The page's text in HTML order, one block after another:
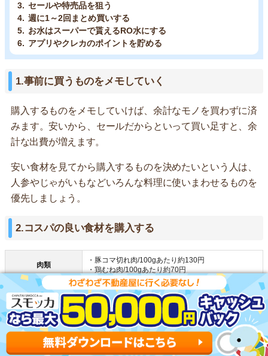
セールや特売品を狙う
週に1～2回まとめ買いする
お水はスーパーで貰えるRO水にする
アプリやクレカのポイントを貯める
1.事前に買うものをメモしていく
購入するものをメモしていけば、余計なモノを買わずに済
みます。安いから、セールだからといって買い足すと、余
計な出費が増えます。
安い食材を見てから購入するものを決めたいという人は、
人参やじゃがいもなどいろんな料理に使いまわせるものを
優先しましょう。
2.コスパの良い食材を購入する
肉類
・豚コマ切れ肉/100gあたり約130円
・鶏むね肉/100gあたり約70円
魚類
・鮭の切り身/1パック100～200円
・鯖の切り身/1パック約300円
・秋刀魚/1匹あたり100～200円
野菜・豆製品
・キャベツ/1玉あたり約200円
・もやし/1袋10～20円
・じゃがいも/1袋約200円